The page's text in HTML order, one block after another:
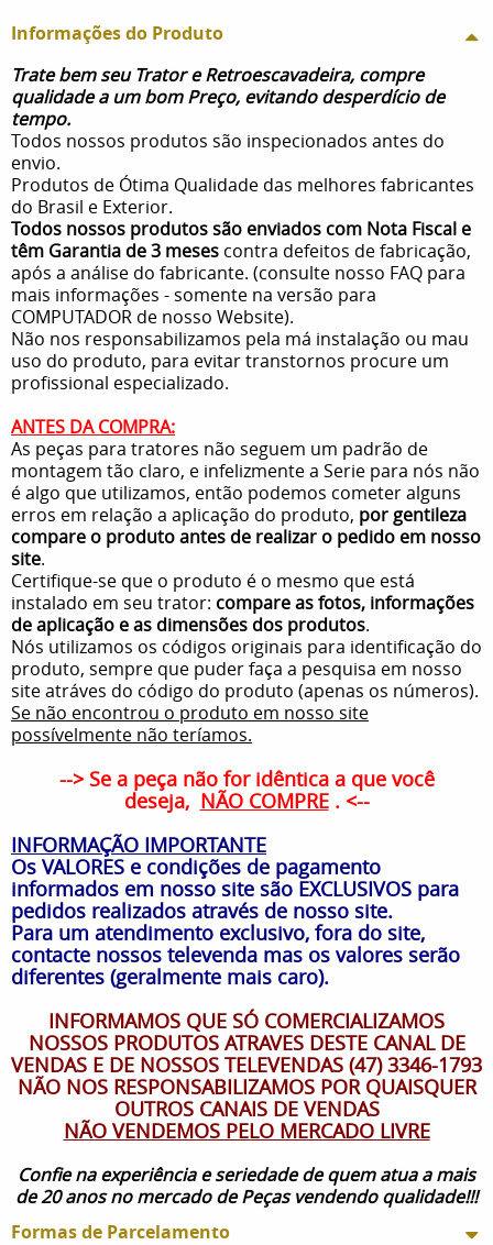
Informações do Produto
Trate bem seu Trator e Retroescavadeira, compre
qualidade a um bom Preço, evitando desperdício de
tempo.
Todos nossos produtos são inspecionados antes do
envio.
Produtos de Ótima Qualidade das melhores fabricantes
do Brasil e Exterior.
Todos nossos produtos são enviados com Nota Fiscal e
têm Garantia de 3 meses contra defeitos de fabricação,
após a análise do fabricante. (consulte nosso FAQ para
mais informações - somente na versão para
COMPUTADOR de nosso Website).
Não nos responsabilizamos pela má instalação ou mau
uso do produto, para evitar transtornos procure um
profissional especializado.
ANTES DA COMPRA:
As peças para tratores não seguem um padrão de
montagem tão claro, e infelizmente a Serie para nós não
é algo que utilizamos, então podemos cometer alguns
erros em relação a aplicação do produto, por gentileza
compare o produto antes de realizar o pedido em nosso
site.
Certifique-se que o produto é o mesmo que está
instalado em seu trator: compare as fotos, informações
de aplicação e as dimensões dos produtos.
Nós utilizamos os códigos originais para identificação do
produto, sempre que puder faça a pesquisa em nosso
site atráves do código do produto (apenas os números).
Se não encontrou o produto em nosso site
possívelmente não teríamos.
--> Se a peça não for idêntica a que você
deseja, NÃO COMPRE. <--
INFORMAÇÃO IMPORTANTE
Os VALORES e condições de pagamento
informados em nosso site são EXCLUSIVOS para
pedidos realizados através de nosso site.
Para um atendimento exclusivo, fora do site,
contacte nossos televenda mas os valores serão
diferentes (geralmente mais caro).
INFORMAMOS QUE SÓ COMERCIALIZAMOS
NOSSOS PRODUTOS ATRAVES DESTE CANAL DE
VENDAS E DE NOSSOS TELEVENDAS (47) 3346-1793
NÃO NOS RESPONSABILIZAMOS POR QUAISQUER
OUTROS CANAIS DE VENDAS
NÃO VENDEMOS PELO MERCADO LIVRE
Confie na experiência e seriedade de quem atua a mais
de 20 anos no mercado de Peças vendendo qualidade!!!
Formas de Parcelamento